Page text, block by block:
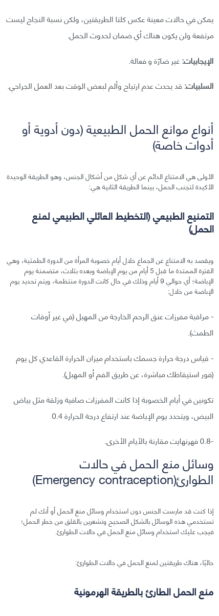
يمكن في حالات معينة عكس كلتا الطريقتين، ولكن نسبة النجاح ليست
مرتفعة ولن يكون هناك أي ضمان لحدوث الحمل.
الإيجابيات: غير ضارّة و فعالة.
السلبيات: قد يحدث عدم ارتياح وألم لبعض الوقت بعد العمل الجراحي.
أنواع موانع الحمل الطبيعية (دون أدوية أو
أدوات خاصة)
الأولى هي الامتناع الدائم عن أي شكل من أشكال الجنس، وهو الطريقة الوحيدة
الأكيدة لتجنب الحمل، بينما الطريقة الثانية هي:
التمنيع الطبيعي (التخطيط العائلي الطبيعي لمنع
الحمل)
ويقصد به الامتناع عن الجماع خلال أيام خصوبة المرأة من الدورة الطمثية، وهي
الفترة الممتدة ما قبل 5 أيام من يوم الإباضة وبعده بثلاث، متضمنة يوم
الإباضة؛ أي حوالي 9 أيام وذلك في حال كانت الدورة منتظمة، ويتم تحديد يوم
الإباضة من خلال:
- مراقبة مفرزات عنق الرحم الخارجة من المهبل (في غير أوقات
الطمث).
- قياس درجة حرارة جسمك باستخدام ميزان الحرارة القاعدي كل يوم
(فور استيقاظك مباشرة، عن طريق الفم أو المهبل).
تكونين في أيام الخصوبة إذا كانت المفرزات صافية وزلقة مثل بياض
البيض، ويتحدد يوم الإباضة عند ارتفاع درجة الحرارة 0.4
-0.8 فهرنهايت مقارنة بالأيام الأخرى.
وسائل منع الحمل في حالات
الطوارئ(Emergency contraception)
إذا كنت قد مارست الجنس دون استخدام وسائل منع الحمل أو أنك لم
تستخدمي هذه الوسائل بالشكل الصحيح وتشعرين بالقلق من خطر الحمل؛
فيجب عليك استخدام وسائل منع الحمل في حالات الطوارئ.
حاليًا، هناك طريقتين لمنع الحمل في حالات الطوارئ:
منع الحمل الطارئ بالطريقة الهرمونية